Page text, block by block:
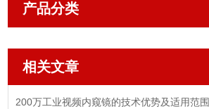
产品分类
相关文章
200万工业视频内窥镜的技术优势及适用范围